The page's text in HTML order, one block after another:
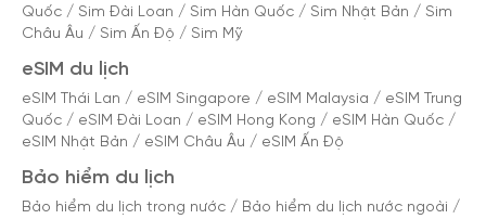
Quốc / Sim Đài Loan / Sim Hàn Quốc / Sim Nhật Bản / Sim
Châu Âu / Sim Ấn Độ / Sim Mỹ
eSIM du lịch
eSIM Thái Lan / eSIM Singapore / eSIM Malaysia / eSIM Trung
Quốc / eSIM Đài Loan / eSIM Hong Kong / eSIM Hàn Quốc /
eSIM Nhật Bản / eSIM Châu Âu / eSIM Ấn Độ
Bảo hiểm du lịch
Bảo hiểm du lịch trong nước / Bảo hiểm du lịch nước ngoài /